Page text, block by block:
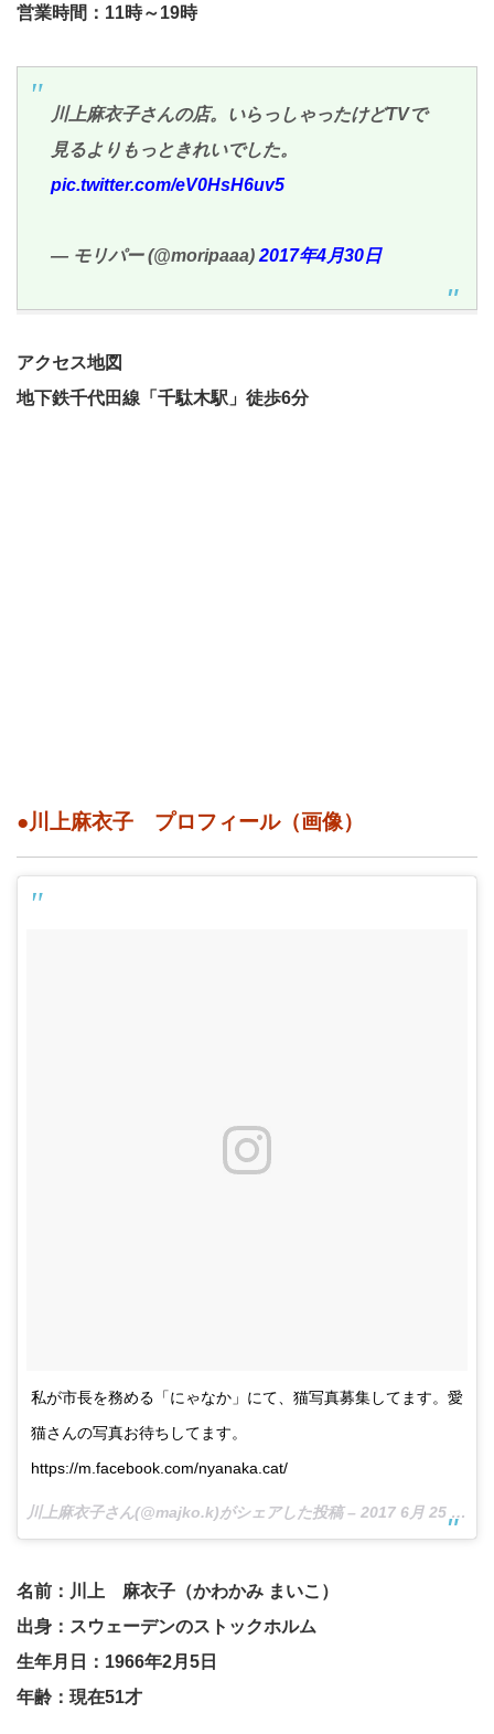
営業時間：11時～19時
川上麻衣子さんの店。いらっしゃったけどTVで
見るよりもっときれいでした。
pic.twitter.com/eV0HsH6uv5
— モリパー (@moripaaa) 2017年4月30日
アクセス地図
地下鉄千代田線「千駄木駅」徒歩6分
●川上麻衣子 プロフィール（画像）
私が市長を務める「にゃなか」にて、猫写真募集してます。愛
猫さんの写真お待ちしてます。
https://m.facebook.com/nyanaka.cat/
川上麻衣子さん(@majko.k)がシェアした投稿 – 2017 6月 25 6:43午後 PDT
名前：川上 麻衣子（かわかみ まいこ）
出身：スウェーデンのストックホルム
生年月日：1966年2月5日
年齢：現在51才